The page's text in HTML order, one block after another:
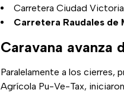
Carretera Ciudad
Carretera Raudales de
Caravana avanza
Paralelamente a los cierres,
Agrícola Pu-Ve-Tax,